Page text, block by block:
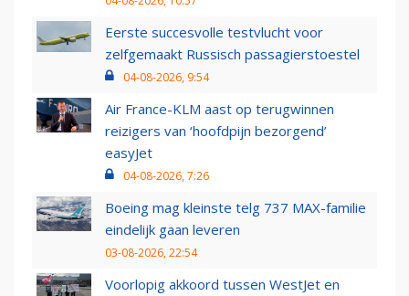
Eerste succesvolle testvlucht voor
zelfgemaakt Russisch passagierstoestel
04-08-2026, 9:54
Air France-KLM aast op terugwinnen
reizigers van ‘hoofdpijn bezorgend’
easyJet
04-08-2026, 7:26
Boeing mag kleinste telg 737 MAX-familie
eindelijk gaan leveren
03-08-2026, 22:54
Voorlopig akkoord tussen WestJet en